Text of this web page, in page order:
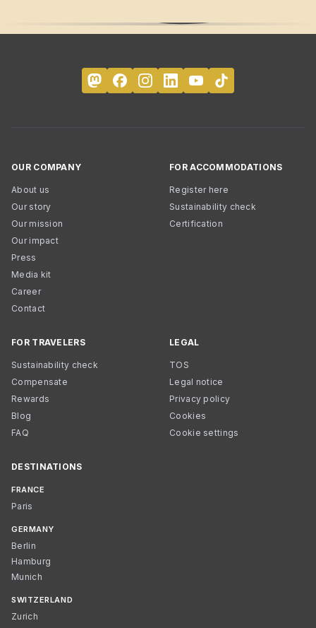
OUR COMPANY
About us
Our story
Our mission
Our impact
Press
Media kit
Career
Contact
FOR ACCOMMODATIONS
Register here
Sustainability check
Certification
FOR TRAVELERS
Sustainability check
Compensate
Rewards
Blog
FAQ
LEGAL
TOS
Legal notice
Privacy policy
Cookies
Cookie settings
DESTINATIONS
FRANCE
Paris
GERMANY
Berlin
Hamburg
Munich
SWITZERLAND
Zurich